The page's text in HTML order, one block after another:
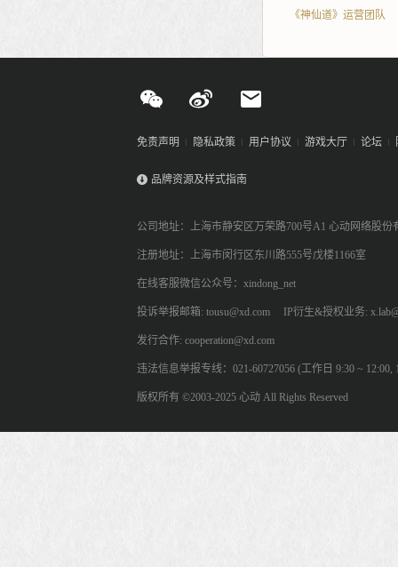
《神仙道》运营团队
免责声明 隐私政策 用户协议 游戏大厅 论坛
品牌资源及样式指南
公司地址：上海市静安区万荣路700号A1 心动网络股份
注册地址：上海市闵行区东川路555号戊楼1166室
在线客服微信公众号：xindong_net
投诉举报邮箱: tousu@xd.com IP衍生&授权业务:
发行合作: cooperation@xd.com
违法信息举报专线：021-60727056 (工作日 9:30 ~ 12:00,
版权所有 ©2003-2025 心动 All Rights Reserved